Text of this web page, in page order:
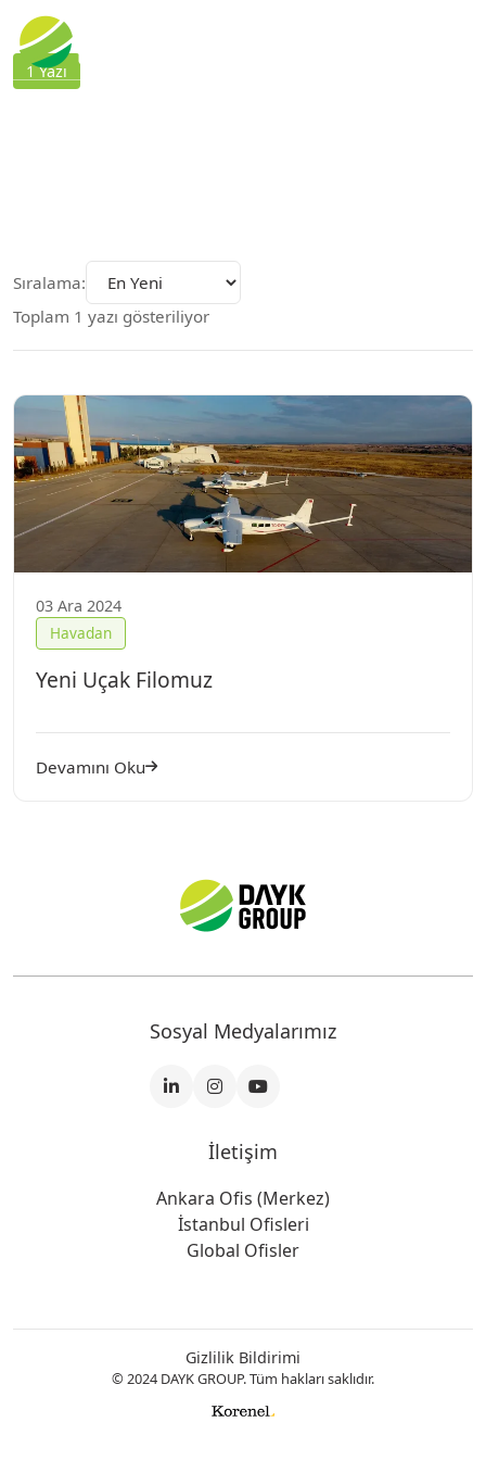
1 Yazı
Sıralama:
Toplam 1 yazı gösteriliyor
03 Ara 2024
Havadan
Yeni Uçak Filomuz
Devamını Oku
Sosyal Medyalarımız
İletişim
Ankara Ofis (Merkez)
İstanbul Ofisleri
Global Ofisler
Gizlilik Bildirimi
© 2024 DAYK GROUP. Tüm hakları saklıdır.